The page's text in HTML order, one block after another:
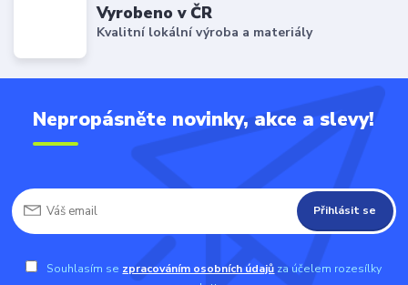
Vyrobeno v ČR
Kvalitní lokální výroba a materiály
Nepropásněte novinky, akce a slevy!
Přihlásit se
Souhlasím se zpracováním osobních údajů za účelem rozesílky